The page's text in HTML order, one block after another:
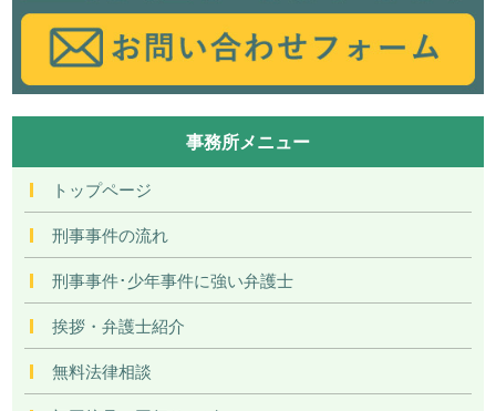
事務所メニュー
トップページ
刑事事件の流れ
刑事事件･少年事件に強い弁護士
挨拶・弁護士紹介
無料法律相談